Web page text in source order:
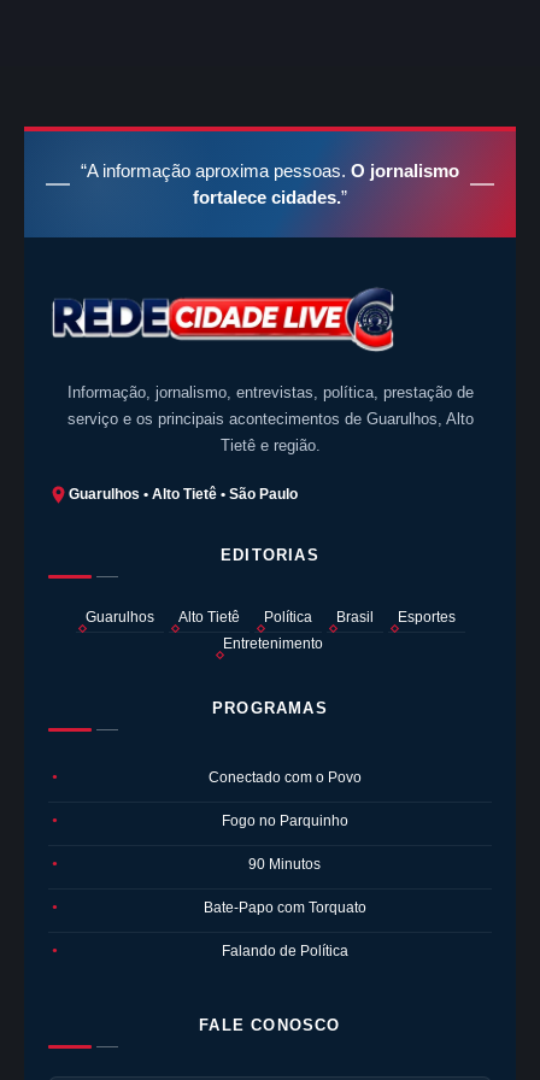
“A informação aproxima pessoas. O jornalismo
fortalece cidades.”
Informação, jornalismo, entrevistas, política, prestação de
serviço e os principais acontecimentos de Guarulhos, Alto
Tietê e região.
Guarulhos • Alto Tietê • São Paulo
EDITORIAS
Guarulhos Alto Tietê Política Brasil
Esportes
Entretenimento
PROGRAMAS
● Conectado com o Povo
● Fogo no Parquinho
● 90 Minutos
● Bate-Papo com Torquato
● Falando de Política
FALE CONOSCO